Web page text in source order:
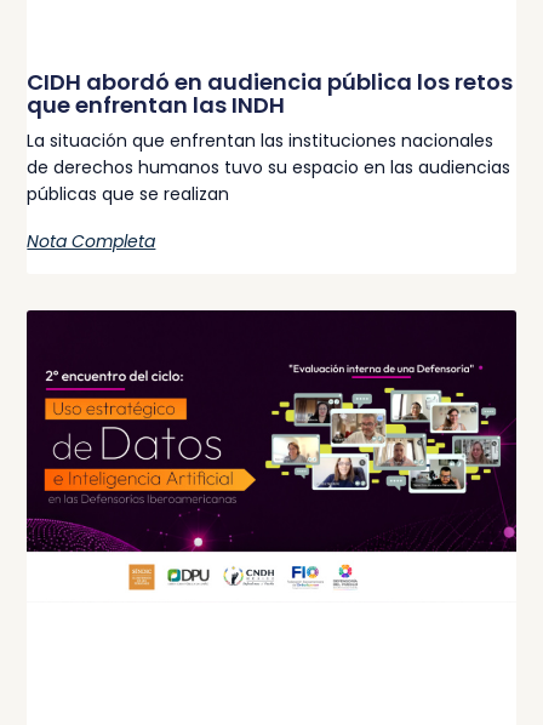
CIDH abordó en audiencia pública los retos
que enfrentan las INDH
La situación que enfrentan las instituciones nacionales
de derechos humanos tuvo su espacio en las audiencias
públicas que se realizan
Nota Completa